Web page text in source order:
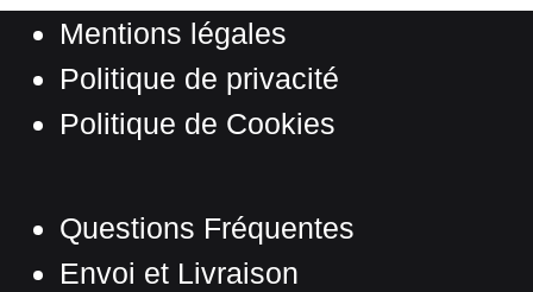
Mentions légales
Politique de privacité
Politique de Cookies
Questions Fréquentes
Envoi et Livraison